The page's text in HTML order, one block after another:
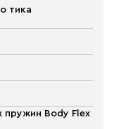
тика
пружин Body Flex